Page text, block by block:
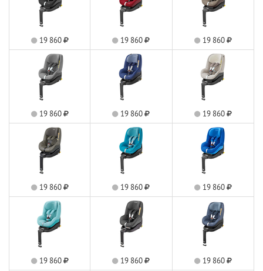
19 860 19 860 19 860
19 860 19 860 19 860
19 860 19 860 19 860
19 860 19 860 19 860